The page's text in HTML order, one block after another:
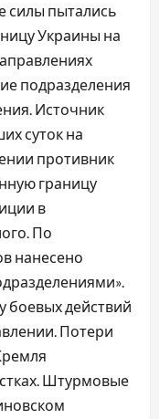
силы пытались
Украины на
подразделения
Источник
суток на
противник
границу
в
По
нанесено
боевых действий
Потери
Штурмовые